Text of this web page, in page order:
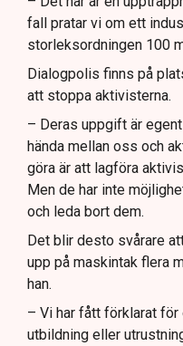
fall pratar vi om ett
storleksordningen 100
Dialogpolis finns på
att stoppa aktivisterna.
– Deras uppgift är
hända mellan oss och
göra är att lagföra
Men de har inte
och leda bort dem.
Det blir desto svårare
upp på maskintak flera
han.
– Vi har fått förklarat
utbildning eller